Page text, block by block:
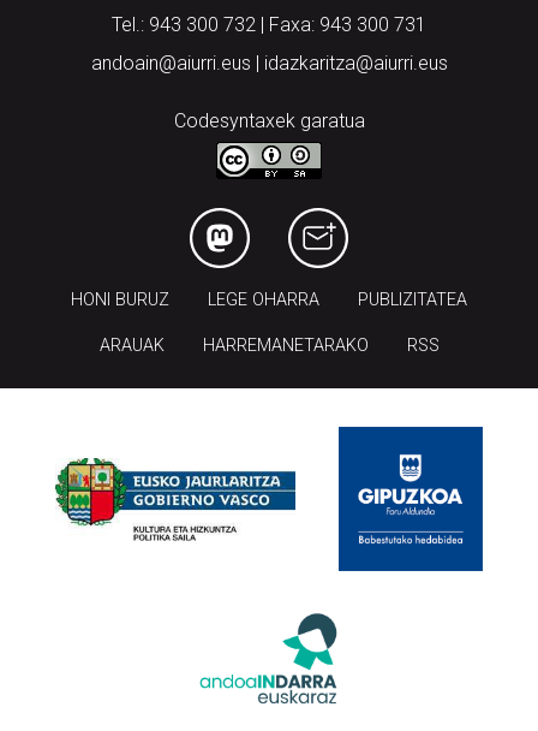
Tel.: 943 300 732 | Faxa: 943 300 731
andoain@aiurri.eus | idazkaritza@aiurri.eus
Codesyntaxek garatua
HONI BURUZ LEGE OHARRA PUBLIZITATEA
ARAUAK HARREMANETARAKO RSS